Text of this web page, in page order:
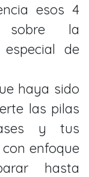
esos 4
sobre la
de
haya sido
las pilas
y tus
enfoque
hasta